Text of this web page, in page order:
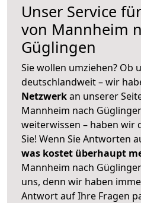
Unser Service
von Mannheim
Güglingen
Sie wollen umziehen? Ob
deutschlandweit – wir
Netzwerkan unserer
Mannheim nach
weiterwissen – haben wir
Sie! Wenn Sie Antworten
was kostet überhaupt
Mannheim nach
uns, denn wir haben
Antwort auf Ihre Fragen